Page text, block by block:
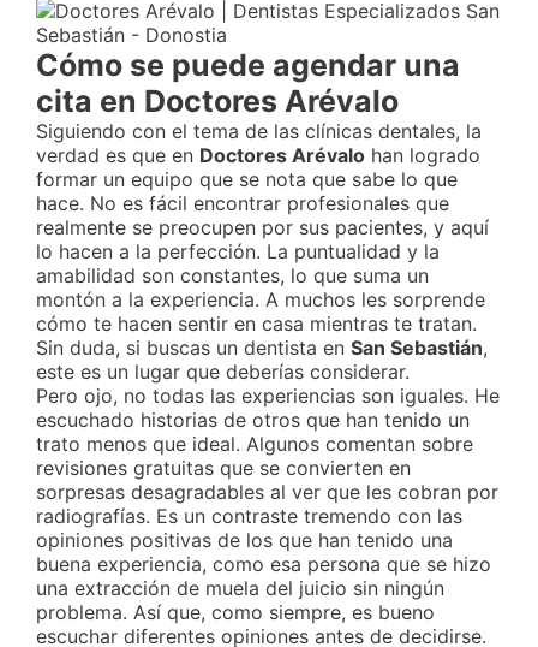
Cómo se puede agendar una
cita en Doctores Arévalo
Siguiendo con el tema de las clínicas dentales, la
verdad es que en Doctores Arévalo han logrado
formar un equipo que se nota que sabe lo que
hace. No es fácil encontrar profesionales que
realmente se preocupen por sus pacientes, y aquí
lo hacen a la perfección. La puntualidad y la
amabilidad son constantes, lo que suma un
montón a la experiencia. A muchos les sorprende
cómo te hacen sentir en casa mientras te tratan.
Sin duda, si buscas un dentista en San Sebastián,
este es un lugar que deberías considerar.
Pero ojo, no todas las experiencias son iguales. He
escuchado historias de otros que han tenido un
trato menos que ideal. Algunos comentan sobre
revisiones gratuitas que se convierten en
sorpresas desagradables al ver que les cobran por
radiografías. Es un contraste tremendo con las
opiniones positivas de los que han tenido una
buena experiencia, como esa persona que se hizo
una extracción de muela del juicio sin ningún
problema. Así que, como siempre, es bueno
escuchar diferentes opiniones antes de decidirse.